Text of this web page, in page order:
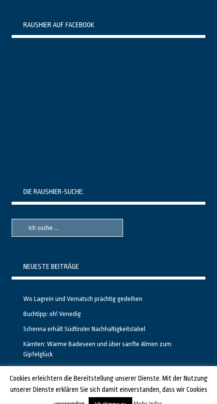
RAUSHIER AUF FACEBOOK
DIE RAUSHIER-SUCHE:
Suche
Suche
NEUESTE BEITRÄGE
Wo Lagrein und Vernatsch prächtig gedeihen
Buchtipp: oh! Venedig
Schenna erhält Südtiroler Nachhaltigkeitslabel
Kärnten: Warme Badeseen und über sanfte Almen zum
Gipfelglück
GESTALTET UND PROGRAMMIERT VON ALBERTO & FRANZ BEI LUCID.BERLIN
Cookies erleichtern die Bereitstellung unserer Dienste. Mit der Nutzung
unserer Dienste erklären Sie sich damit einverstanden, dass wir Cookies